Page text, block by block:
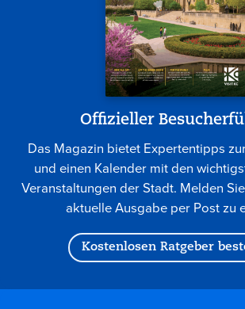
Offizieller
Das Magazin bietet Expertentipps
und einen Kalender mit den
Veranstaltungen der Stadt. Melden
aktuelle Ausgabe per Post zu
Kostenlosen Ratgeber